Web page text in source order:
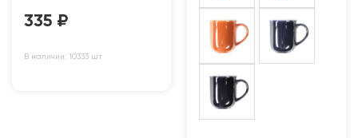
335 ₽
В наличии: 10333 шт